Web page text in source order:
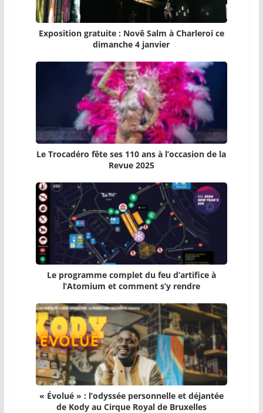
Exposition gratuite : Novê Salm à Charleroi ce
dimanche 4 janvier
Le Trocadéro fête ses 110 ans à l’occasion de la
Revue 2025
Le programme complet du feu d’artifice à
l’Atomium et comment s’y rendre
« Évolué » : l’odyssée personnelle et déjantée
de Kody au Cirque Royal de Bruxelles